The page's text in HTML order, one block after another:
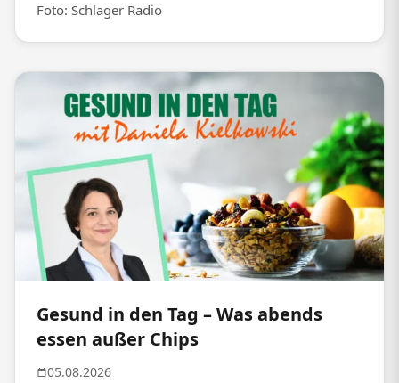
Foto: Schlager Radio
Gesund in den Tag – Was abends
essen außer Chips
05.08.2026